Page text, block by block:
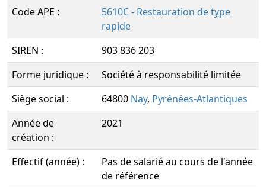
Code APE :
5610C - Restauration de type
rapide
SIREN :
903 836 203
Forme juridique :
Société à responsabilité limitée
Siège social :
64800 Nay, Pyrénées-Atlantiques
Année de
création :
2021
Effectif (année) :
Pas de salarié au cours de l'année
de référence